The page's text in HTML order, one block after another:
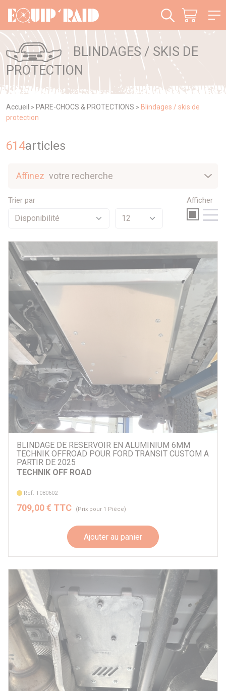
BLINDAGES / SKIS DE
PROTECTION
Accueil > PARE-CHOCS & PROTECTIONS > Blindages / skis de
protection
614articles
Trier par Afficher
BLINDAGE DE RESERVOIR EN ALUMINIUM 6MM
TECHNIK OFFROAD POUR FORD TRANSIT CUSTOM A
PARTIR DE 2025
TECHNIK OFF ROAD
Réf. T080602
709,00 € TTC (Prix pour 1 Pièce)
Ajouter au panier
Affinez votre recherche
Promotions
Par prix
59 € 2927 €
Par marque
Alu Cab
ARB
Asfir
ASP
Equip'raid
Misutonida
N4-Offroad
Old Man Emu
Rival
TECHNIK OFF ROAD
Warn
Autre
Panneau de gestion des cookies